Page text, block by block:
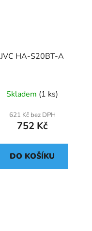
JVC HA-S20BT-A
Skladem (1 ks)
621 Kč bez DPH
752 Kč
DO KOŠÍKU